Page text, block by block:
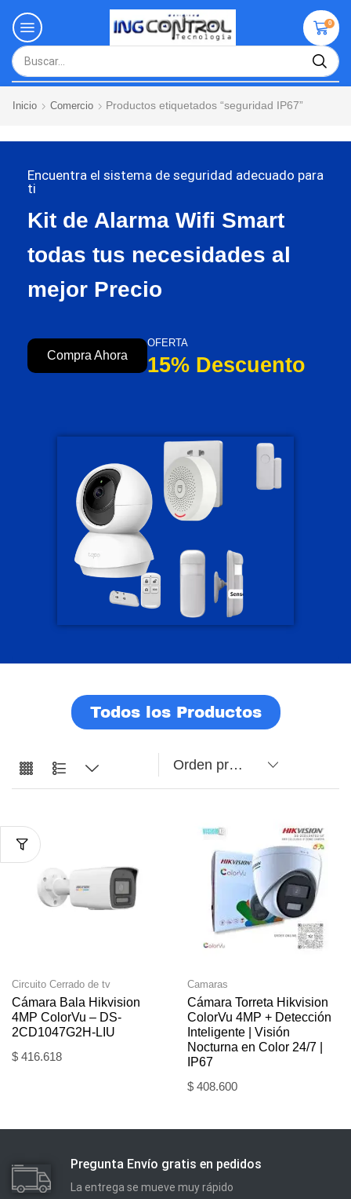
0
Inicio Comercio Productos etiquetados “seguridad IP67”
Encuentra el sistema de seguridad adecuado para
ti
Kit de Alarma Wifi Smart
todas tus necesidades al
mejor Precio
Compra Ahora
OFERTA
15% Descuento
Todos los Productos
Circuito Cerrado de tv
Cámara Bala Hikvision
4MP ColorVu – DS-
2CD1047G2H-LIU
$ 416.618
Camaras
Cámara Torreta Hikvision
ColorVu 4MP + Detección
Inteligente | Visión
Nocturna en Color 24/7 |
IP67
$ 408.600
Pregunta Envío gratis en pedidos
La entrega se mueve muy rápido